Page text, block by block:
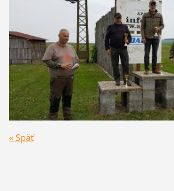
« Späť